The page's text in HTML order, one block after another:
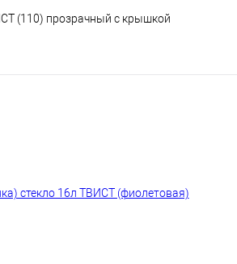
(110) прозрачный с крышкой